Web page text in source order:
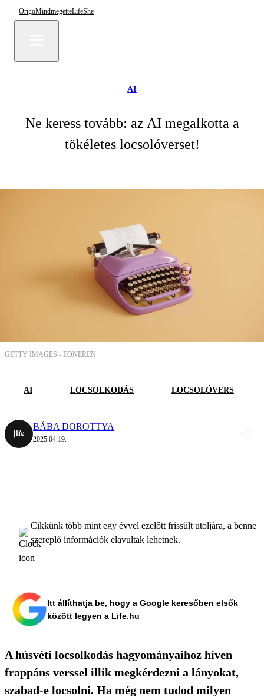
OrigoMindmegetteLifeShe
AI
Ne keress tovább: az AI megalkotta a
tökéletes locsolóverset!
GETTY IMAGES - EONEREN
AI LOCSOLKODÁS LOCSOLÓVERS
BÁBA DOROTTYA
2025.04.19.
Cikkünk több mint egy évvel ezelőtt frissült utoljára, a benne
szereplő információk elavultak lehetnek.
Itt állíthatja be, hogy a Google keresőben elsők
között legyen a Life.hu
A húsvéti locsolkodás hagyományaihoz híven
frappáns verssel illik megkérdezni a lányokat,
szabad-e locsolni. Ha még nem tudod milyen